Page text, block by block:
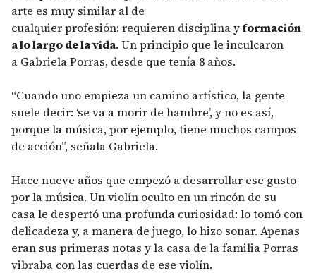
arte es muy similar al de
cualquier profesión: requieren disciplina yformación
a lo largo de la vida. Un principio que le inculcaron
a Gabriela Porras, desde que tenía 8 años.
“Cuando uno empieza un camino artístico, la gente
suele decir: ‘se va a morir de hambre’, y no es así,
porque la música, por ejemplo, tiene muchos campos
de acción”, señala Gabriela.
Hace nueve años que empezó a desarrollar ese gusto
por la música. Un violín oculto en un rincón de su
casa le despertó una profunda curiosidad: lo tomó con
delicadeza y, a manera de juego, lo hizo sonar. Apenas
eran sus primeras notas y la casa de la familia Porras
vibraba con las cuerdas de ese violín.